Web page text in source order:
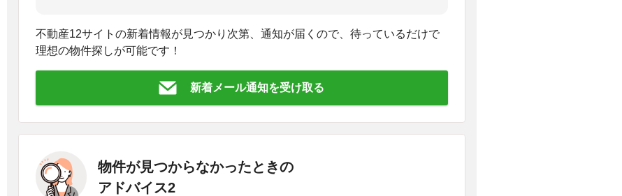
不動産12サイトの新着情報が見つかり次第、通知が届くので、待っているだけで
理想の物件探しが可能です！
新着メール通知を受け取る
物件が見つからなかったときの
アドバイス2